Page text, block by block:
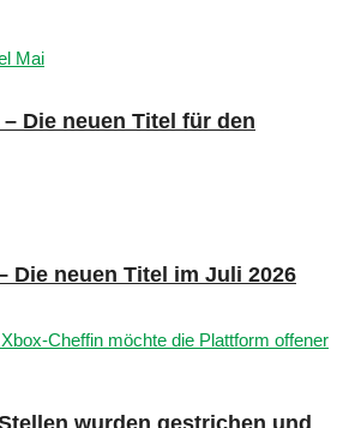
Die neuen Titel für den
Die neuen Titel im Juli 2026